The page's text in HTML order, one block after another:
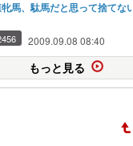
馬、駄馬だと思って捨てな
2009.09.08 08:40
もっと見る